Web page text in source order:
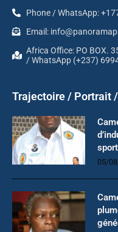
Phone / WhatsApp:
Email:
Africa Office: PO BOX.
/ WhatsApp (+237)
Trajectoire / Portrait
05/